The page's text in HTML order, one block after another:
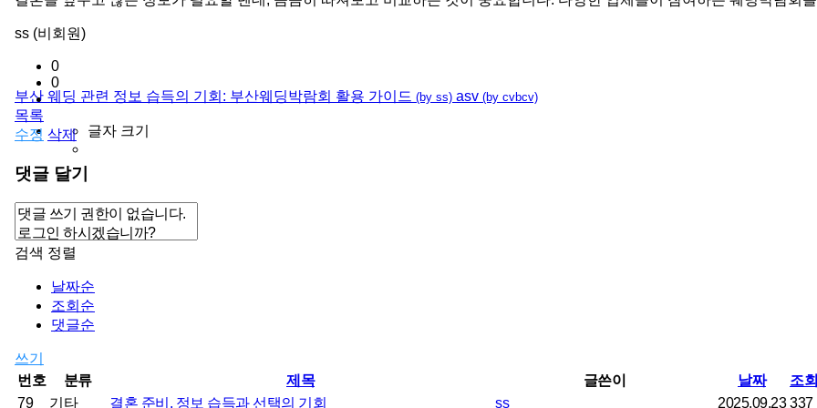
ss (비회원)
0
0
글자 크기
부산 웨딩 관련 정보 습득의 기회: 부산웨딩박람회 활용 가이드 (by ss) asv (by cvbcv)
목록
수정 삭제
댓글 달기
검색 정렬
날짜순
조회순
댓글순
쓰기
번호
분류 제목 글쓴이 날짜
조
79
기타 결혼 준비, 정보 습득과 선택의 기회 ss 2025.09.23 337